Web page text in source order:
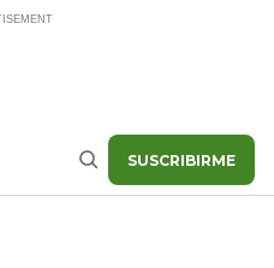
Buscar SUSCRIBIRME